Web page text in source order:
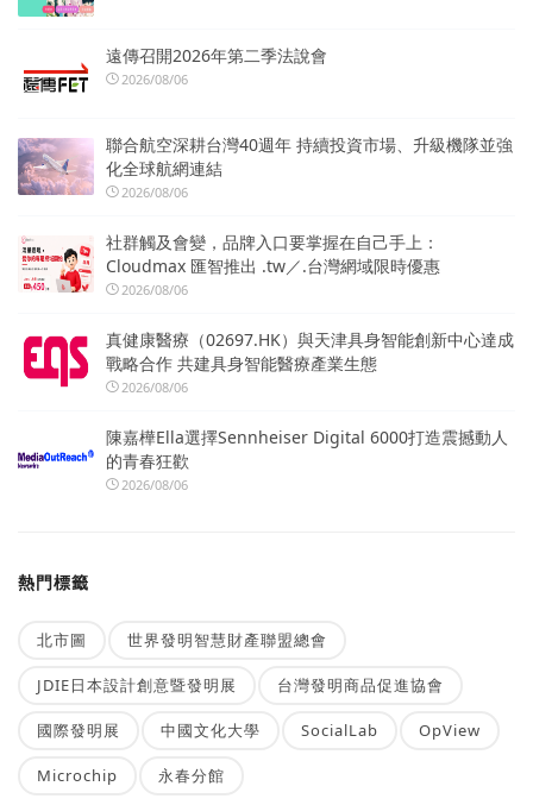
遠傳召開2026年第二季法說會
2026/08/06
聯合航空深耕台灣40週年 持續投資市場、升級機隊並強
化全球航網連結
2026/08/06
社群觸及會變，品牌入口要掌握在自己手上：
Cloudmax 匯智推出 .tw／.台灣網域限時優惠
2026/08/06
真健康醫療（02697.HK）與天津具身智能創新中心達成
戰略合作 共建具身智能醫療產業生態
2026/08/06
陳嘉樺Ella選擇Sennheiser Digital 6000打造震撼動人
的青春狂歡
2026/08/06
熱門標籤
北市圖 世界發明智慧財產聯盟總會
JDIE日本設計創意暨發明展 台灣發明商品促進協會
國際發明展 中國文化大學 SocialLab OpView
Microchip 永春分館